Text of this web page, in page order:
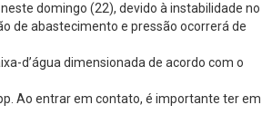
domingo (22), devido à instabilidade no
de abastecimento e pressão ocorrerá de
d’água dimensionada de acordo com o
Ao entrar em contato, é importante ter em